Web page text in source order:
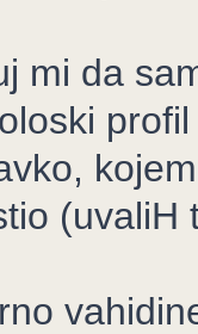
mi da
(uvaliH